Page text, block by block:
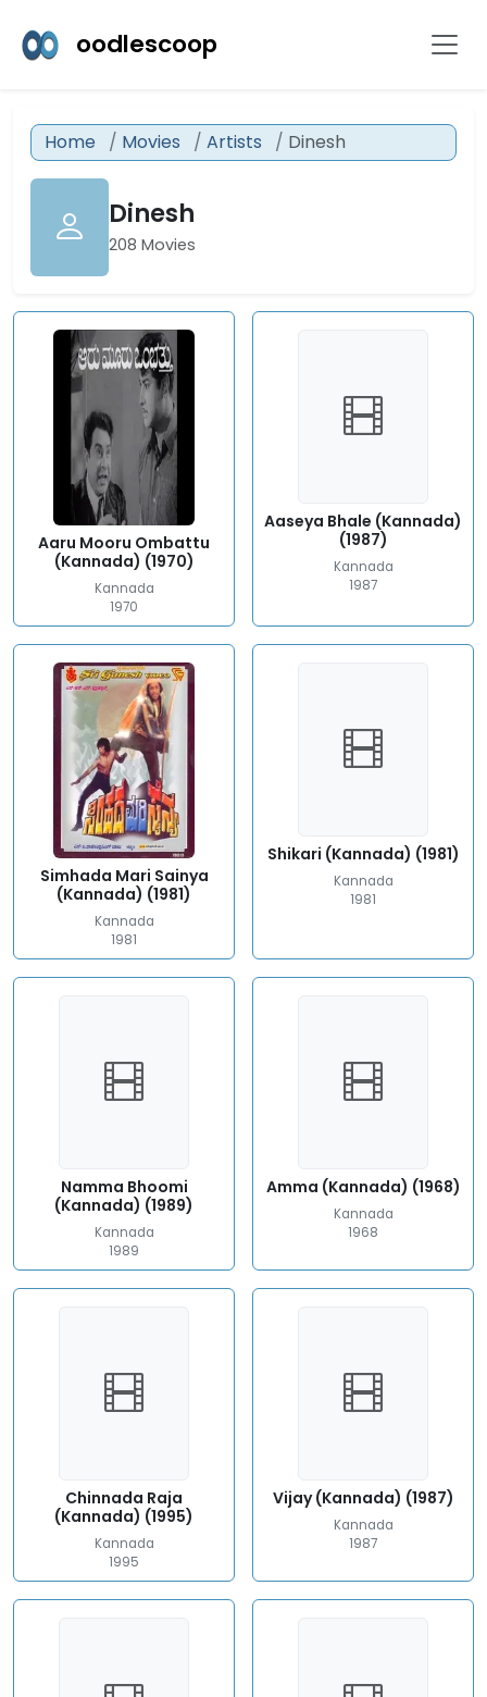
oodlescoop
Home Movies Artists Dinesh
Dinesh
208 Movies
Aaru Mooru Ombattu
(Kannada) (1970)
Kannada
1970
Aaseya Bhale (Kannada)
(1987)
Kannada
1987
Simhada Mari Sainya
(Kannada) (1981)
Kannada
1981
Shikari (Kannada) (1981)
Kannada
1981
Namma Bhoomi
(Kannada) (1989)
Kannada
1989
Amma (Kannada) (1968)
Kannada
1968
Chinnada Raja
(Kannada) (1995)
Kannada
1995
Vijay (Kannada) (1987)
Kannada
1987